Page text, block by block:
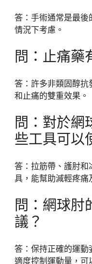
答：手術通常是最後
情況下考慮。
問：止痛藥
答：許多非類固醇抗
和止痛的雙重效果。
問：對於網
些工具可以
答：拉筋帶、護肘和
具，能幫助減輕疼痛
問：網球肘
議？
答：保持正確的運動
適度控制運動量，可